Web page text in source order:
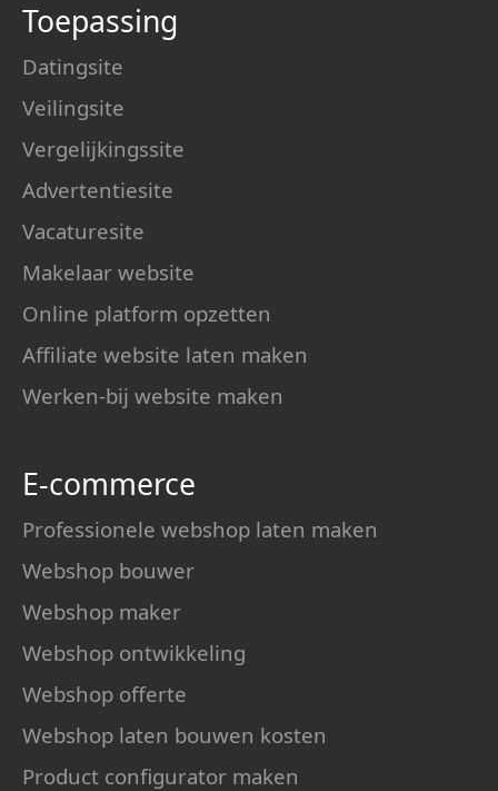
Toepassing
Datingsite
Veilingsite
Vergelijkingssite
Advertentiesite
Vacaturesite
Makelaar website
Online platform opzetten
Affiliate website laten maken
Werken-bij website maken
E-commerce
Professionele webshop laten maken
Webshop bouwer
Webshop maker
Webshop ontwikkeling
Webshop offerte
Webshop laten bouwen kosten
Product configurator maken